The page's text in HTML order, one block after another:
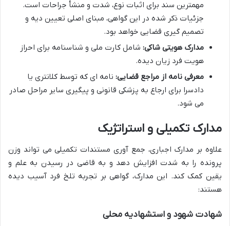
مهمترین سند برای اثبات نوع، شدت و منشأ جراحات است.
جزئیات ذکر شده در این گواهی، مبنای اصلی تعیین دیه و
تصمیم گیری قضایی خواهد بود.
مدارک هویتی شاکی: شامل کارت ملی و شناسنامه برای احراز
هویت فرد زیان دیده.
معرفی نامه از مراجع قضایی: نامه ای که توسط کلانتری یا
دادسرا برای ارجاع به پزشکی قانونی و پیگیری سایر مراحل صادر
می شود.
مدارک تکمیلی و استراتژیک
علاوه بر مدارک اجباری، جمع آوری مستندات تکمیلی می تواند وزن
پرونده را به شدت افزایش دهد و به قاضی در رسیدن به علم و
یقین کمک کند. این مدارک، گواهی بر تجربه تلخ فرد آسیب دیده
هستند:
شهادت شهود و استشهادیه محلی